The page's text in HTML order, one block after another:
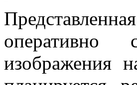
оперативно
изображения